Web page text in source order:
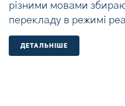
різними мовами
перекладу в режимі
ДЕТАЛЬНIШЕ